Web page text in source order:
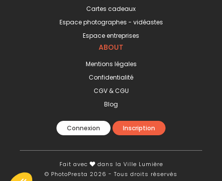
Cartes cadeaux
Espace photographes - vidéastes
Espace entreprises
ABOUT
Mentions légales
Confidentialité
CGV & CGU
Blog
Connexion Inscription
Fait avec
dans la Ville Lumière
© PhotoPresta 2026 - Tous droits réservés